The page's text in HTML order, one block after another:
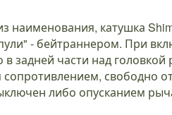
наименования, катушка
- бейтраннером. При
задней части над
свободно
либо опусканием